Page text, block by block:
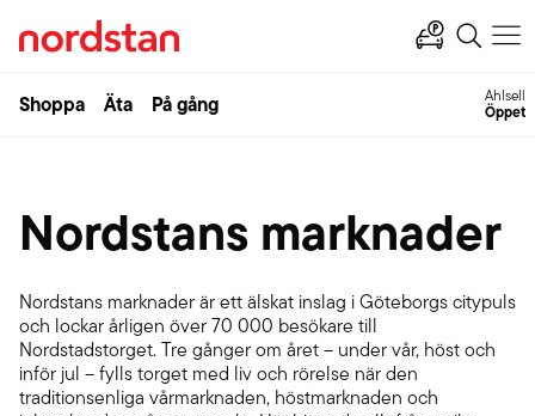
Shoppa Äta På gång Ahlsell
Öppet
Nordstans marknader
Nordstans marknader är ett älskat inslag i Göteborgs citypuls
och lockar årligen över 70 000 besökare till
Nordstadstorget. Tre gånger om året – under vår, höst och
inför jul – fylls torget med liv och rörelse när den
traditionsenliga vårmarknaden, höstmarknaden och